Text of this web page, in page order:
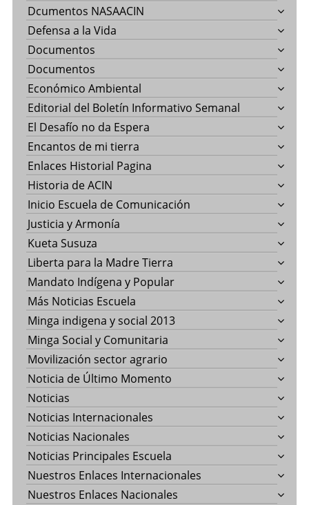
Dcumentos NASAACIN
Defensa a la Vida
Documentos
Documentos
Económico Ambiental
Editorial del Boletín Informativo Semanal
El Desafío no da Espera
Encantos de mi tierra
Enlaces Historial Pagina
Historia de ACIN
Inicio Escuela de Comunicación
Justicia y Armonía
Kueta Susuza
Liberta para la Madre Tierra
Mandato Indígena y Popular
Más Noticias Escuela
Minga indigena y social 2013
Minga Social y Comunitaria
Movilización sector agrario
Noticia de Último Momento
Noticias
Noticias Internacionales
Noticias Nacionales
Noticias Principales Escuela
Nuestros Enlaces Internacionales
Nuestros Enlaces Nacionales